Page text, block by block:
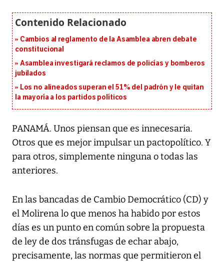
Cambios al reglamento de la Asamblea abren debate
constitucional
Asamblea investigará reclamos de policías y bomberos
jubilados
Los no alineados superan el 51% del padrón y le quitan
la mayoría a los partidos políticos
PANAMÁ. Unos piensan que es innecesaria.
Otros que es mejor impulsar un pactopolítico. Y
para otros, simplemente ninguna o todas las
anteriores.
En las bancadas de Cambio Democrático (CD) y
el Molirena lo que menos ha habido por estos
días es un punto en común sobre la propuesta
de ley de dos tránsfugas de echar abajo,
precisamente, las normas que permitieron el